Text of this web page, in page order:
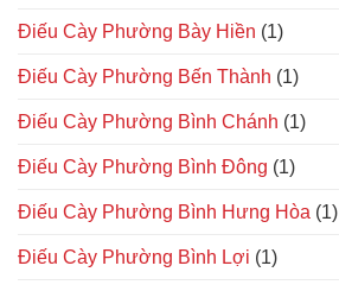
Điếu Cày Phường Bày Hiền (1)
Điếu Cày Phường Bến Thành (1)
Điếu Cày Phường Bình Chánh (1)
Điếu Cày Phường Bình Đông (1)
Điếu Cày Phường Bình Hưng Hòa (1)
Điếu Cày Phường Bình Lợi (1)